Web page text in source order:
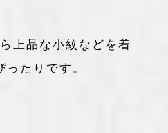
上品な小紋などを着
ったりです。